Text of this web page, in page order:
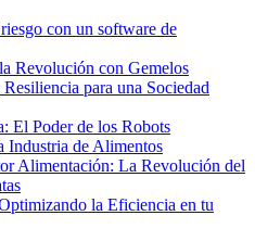
con un software de
Revolución con Gemelos
para una Sociedad
El Poder de los Robots
Industria de Alimentos
Alimentación: La Revolución del
la Eficiencia en tu